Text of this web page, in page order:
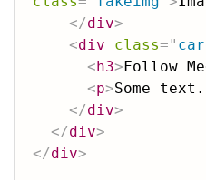
</div>
<div class="
<h3>Follow Me
<p>Some
</div>
</div>
</div>